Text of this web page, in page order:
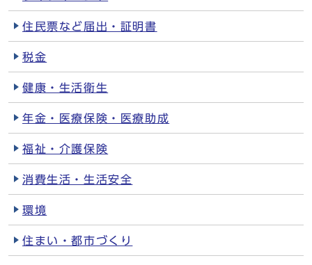
住民票など届出・証明書
税金
健康・生活衛生
年金・医療保険・医療助成
福祉・介護保険
消費生活・生活安全
環境
住まい・都市づくり